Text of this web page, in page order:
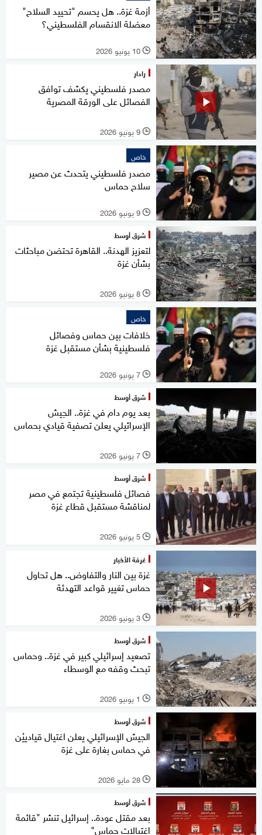
أزمة غزة.. هل يحسم "تحييد السلاح"
معضلة الانقسام الفلسطيني؟
l 10 يونيو 2026
رادار
مصدر فلسطيني يكشف توافق
الفصائل على الورقة المصرية
l 9 يونيو 2026
خاص
مصدر فلسطيني يتحدث عن مصير
سلاح حماس
l 9 يونيو 2026
شرق أوسط
لتعزيز الهدنة.. القاهرة تحتضن مباحثات
بشأن غزة
l 8 يونيو 2026
خاص
خلافات بين حماس وفصائل
فلسطينية بشأن مستقبل غزة
l 7 يونيو 2026
شرق أوسط
بعد يوم دام في غزة.. الجيش
الإسرائيلي يعلن تصفية قيادي بحماس
l 7 يونيو 2026
شرق أوسط
فصائل فلسطينية تجتمع في مصر
لمناقشة مستقبل قطاع غزة
l 5 يونيو 2026
غرفة الأخبار
غزة بين النار والتفاوض.. هل تحاول
حماس تغيير قواعد التهدئة
l 3 يونيو 2026
شرق أوسط
تصعيد إسرائيلي كبير في غزة.. وحماس
تبحث وقفه مع الوسطاء
l 1 يونيو 2026
شرق أوسط
الجيش الإسرائيلي يعلن اغتيال قيادييْن
في حماس بغارة على غزة
l 28 مايو 2026
شرق أوسط
بعد مقتل عودة.. إسرائيل تنشر "قائمة
اغتيالات حماس"